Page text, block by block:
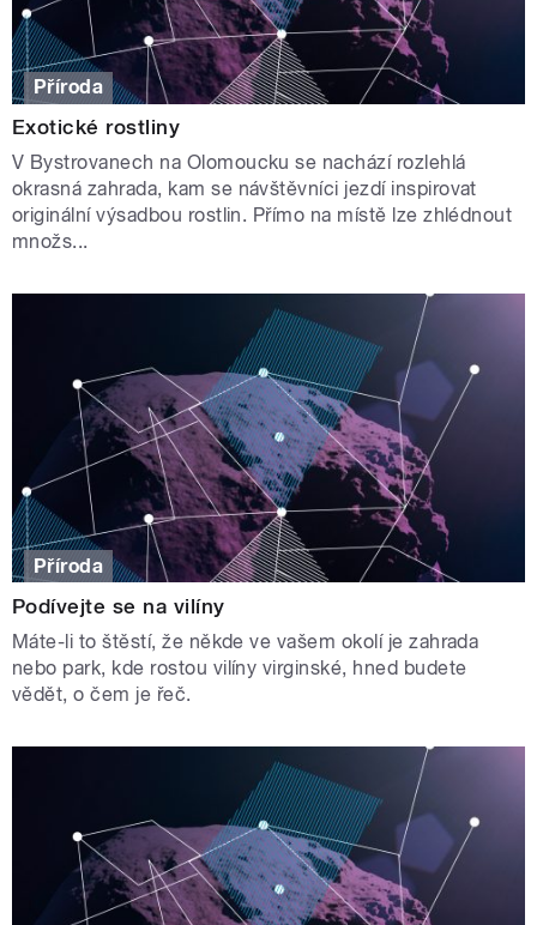
Příroda
Exotické rostliny
V Bystrovanech na Olomoucku se nachází rozlehlá
okrasná zahrada, kam se návštěvníci jezdí inspirovat
originální výsadbou rostlin. Přímo na místě lze zhlédnout
množs...
Příroda
Podívejte se na vilíny
Máte-li to štěstí, že někde ve vašem okolí je zahrada
nebo park, kde rostou vilíny virginské, hned budete
vědět, o čem je řeč.